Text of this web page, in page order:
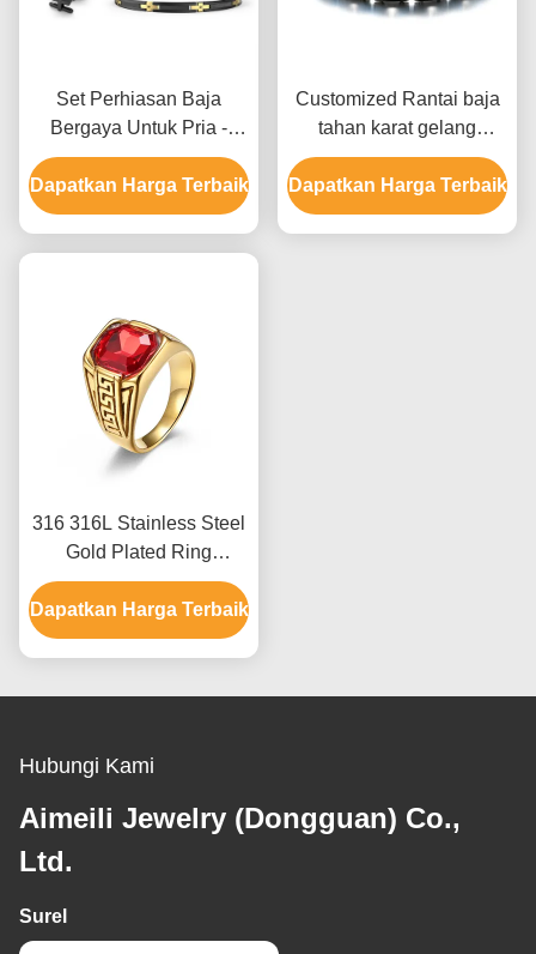
Set Perhiasan Baja
Bergaya Untuk Pria -
Cincin Perkawinan dan
Gelang dengan Kemasan
Khusus
Dapatkan Harga Terbaik
Customized Rantai baja
tahan karat gelang
Perhiasan Pria Carbon
Fiber gelang
Dapatkan Harga Terbaik
316 316L Stainless Steel
Gold Plated Ring
Perhiasan Untuk Pria
Dengan Batu Kristal
Ruby
Dapatkan Harga Terbaik
Hubungi Kami
Aimeili Jewelry (Dongguan) Co.,
Ltd.
Surel